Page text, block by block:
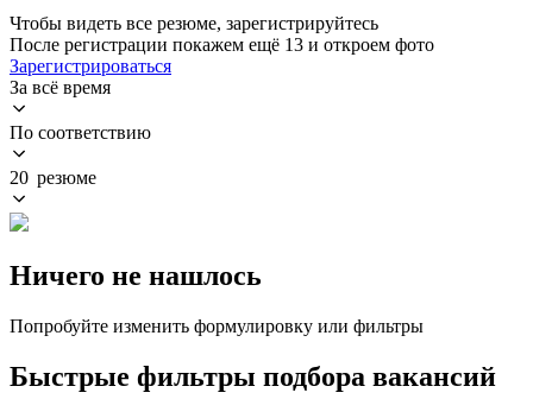
Чтобы видеть все резюме, зарегистрируйтесь
После регистрации покажем ещё 13 и откроем фото
Зарегистрироваться
За всё время
По соответствию
20 резюме
Ничего не нашлось
Попробуйте изменить формулировку или фильтры
Быстрые фильтры подбора вакансий